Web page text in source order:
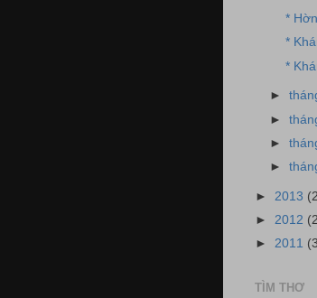
*
*
*
►
►
►
►
► 2013
► 2012
► 2011
TÌM THƠ